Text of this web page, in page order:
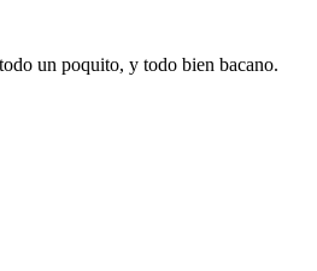
un poquito, y todo bien bacano.